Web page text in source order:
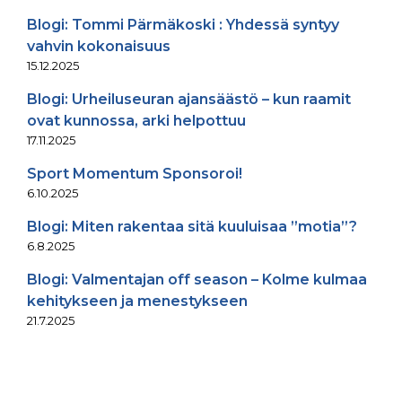
Blogi: Tommi Pärmäkoski : Yhdessä syntyy
vahvin kokonaisuus
15.12.2025
Blogi: Urheiluseuran ajansäästö – kun raamit
ovat kunnossa, arki helpottuu
17.11.2025
Sport Momentum Sponsoroi!
6.10.2025
Blogi: Miten rakentaa sitä kuuluisaa ”motia”?
6.8.2025
Blogi: Valmentajan off season – Kolme kulmaa
kehitykseen ja menestykseen
21.7.2025